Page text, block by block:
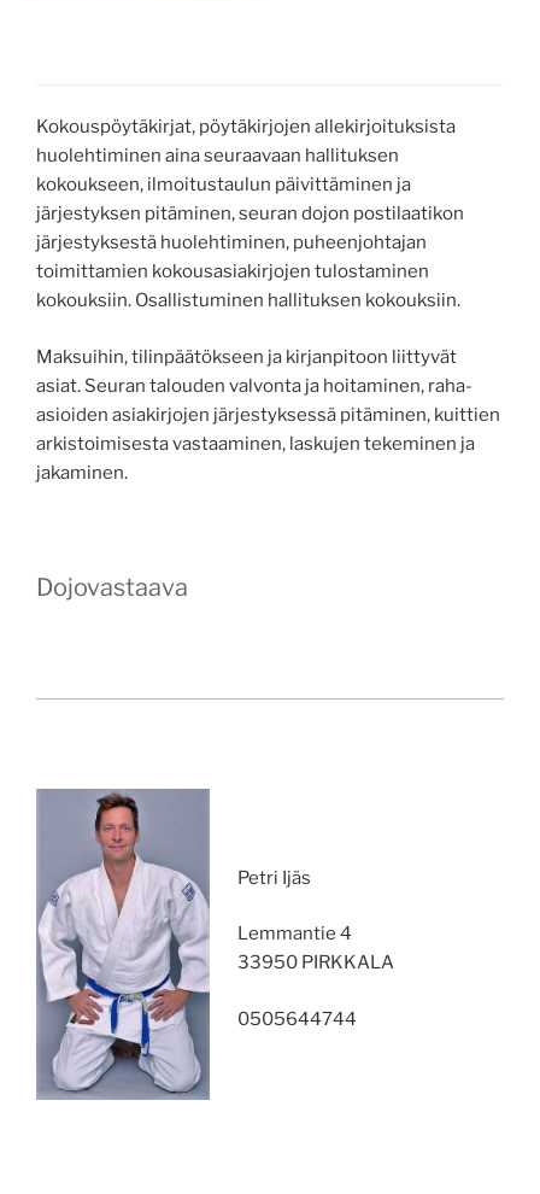
Kokouspöytäkirjat, pöytäkirjojen allekirjoituksista
huolehtiminen aina seuraavaan hallituksen
kokoukseen, ilmoitustaulun päivittäminen ja
järjestyksen pitäminen, seuran dojon postilaatikon
järjestyksestä huolehtiminen, puheenjohtajan
toimittamien kokousasiakirjojen tulostaminen
kokouksiin. Osallistuminen hallituksen kokouksiin.
Maksuihin, tilinpäätökseen ja kirjanpitoon liittyvät
asiat. Seuran talouden valvonta ja hoitaminen, raha-
asioiden asiakirjojen järjestyksessä pitäminen, kuittien
arkistoimisesta vastaaminen, laskujen tekeminen ja
jakaminen.
Dojovastaava
Petri Ijäs
Lemmantie 4
33950 PIRKKALA
0505644744